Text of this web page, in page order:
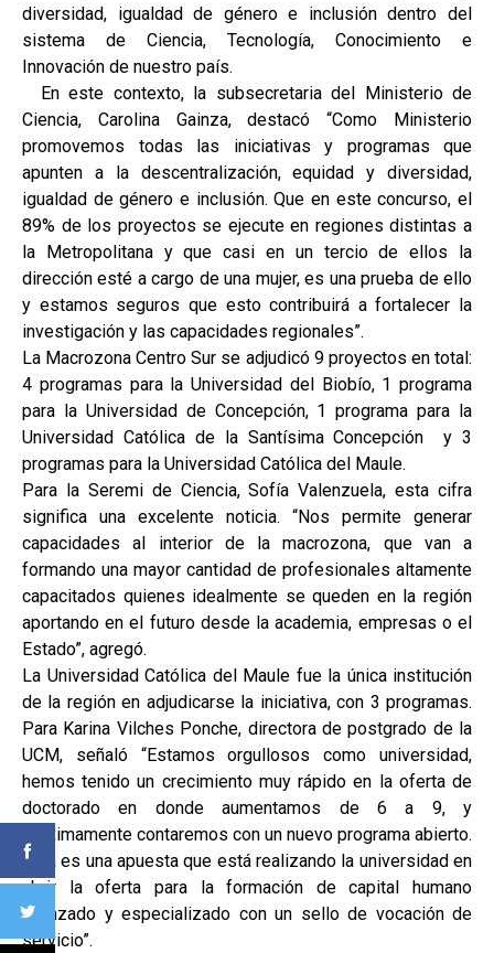
diversidad, igualdad de género e inclusión dentro del
sistema de Ciencia, Tecnología, Conocimiento e
Innovación de nuestro país.
En este contexto, la subsecretaria del Ministerio de
Ciencia, Carolina Gainza, destacó “Como Ministerio
promovemos todas las iniciativas y programas que
apunten a la descentralización, equidad y diversidad,
igualdad de género e inclusión. Que en este concurso, el
89% de los proyectos se ejecute en regiones distintas a
la Metropolitana y que casi en un tercio de ellos la
dirección esté a cargo de una mujer, es una prueba de ello
y estamos seguros que esto contribuirá a fortalecer la
investigación y las capacidades regionales”.
La Macrozona Centro Sur se adjudicó 9 proyectos en total:
4 programas para la Universidad del Biobío, 1 programa
para la Universidad de Concepción, 1 programa para la
Universidad Católica de la Santísima Concepción y 3
programas para la Universidad Católica del Maule.
Para la Seremi de Ciencia, Sofía Valenzuela, esta cifra
significa una excelente noticia. “Nos permite generar
capacidades al interior de la macrozona, que van a
formando una mayor cantidad de profesionales altamente
capacitados quienes idealmente se queden en la región
aportando en el futuro desde la academia, empresas o el
Estado”, agregó.
La Universidad Católica del Maule fue la única institución
de la región en adjudicarse la iniciativa, con 3 programas.
Para Karina Vilches Ponche, directora de postgrado de la
UCM, señaló “Estamos orgullosos como universidad,
hemos tenido un crecimiento muy rápido en la oferta de
doctorado en donde aumentamos de 6 a 9, y
próximamente contaremos con un nuevo programa abierto.
Esta es una apuesta que está realizando la universidad en
abrir la oferta para la formación de capital humano
avanzado y especializado con un sello de vocación de
servicio”.